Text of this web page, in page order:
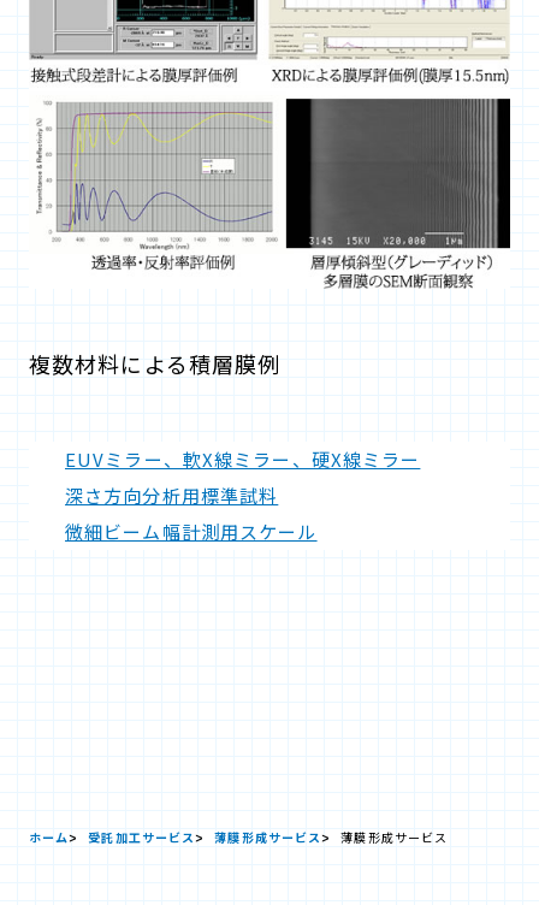
複数材料による積層膜例
EUVミラー、軟X線ミラー、硬X線ミラー
深さ方向分析用標準試料
微細ビーム幅計測用スケール
ホーム 受託加工サービス 薄膜形成サービス 薄膜形成サービス